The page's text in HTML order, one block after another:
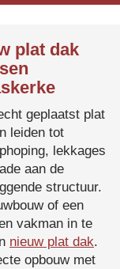
plat dak
geplaatst plat
leiden tot
lekkages
aan de
structuur.
of een
vakman in te
nieuw plat dak.
opbouw met